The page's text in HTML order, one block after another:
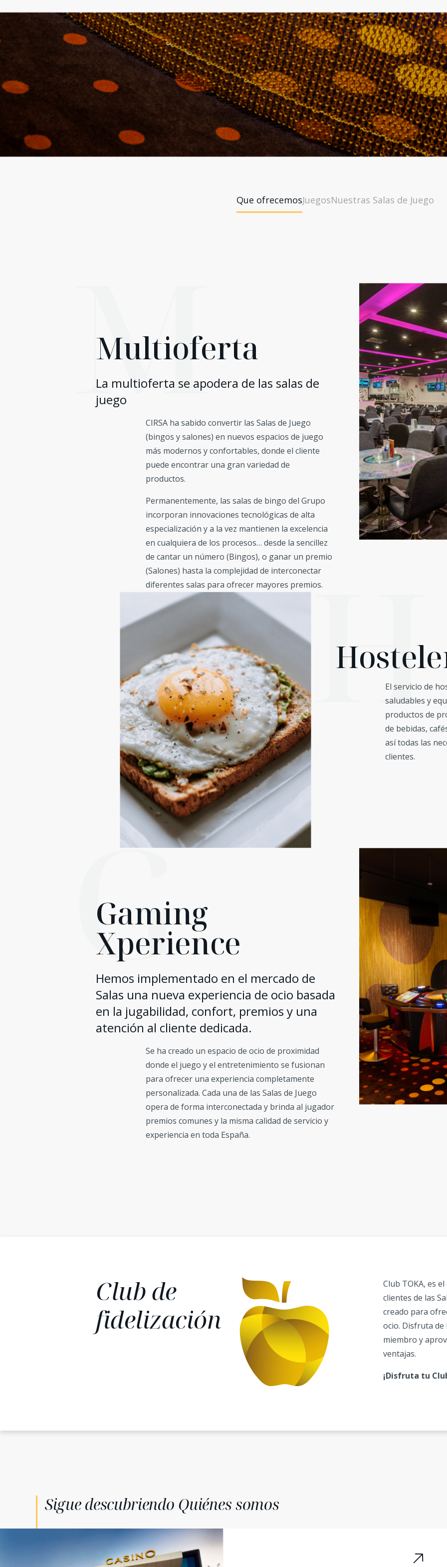
Que ofrecemosJuegosNuestras Salas de Juego
M
Multioferta
La multioferta se apodera de las salas de
juego
CIRSA ha sabido convertir las Salas de Juego
(bingos y salones) en nuevos espacios de juego
más modernos y confortables, donde el cliente
puede encontrar una gran variedad de
productos.
Permanentemente, las salas de bingo del Grupo
incorporan innovaciones tecnológicas de alta
especialización y a la vez mantienen la excelencia
en cualquiera de los procesos… desde la sencillez
de cantar un número (Bingos), o ganar un premio
(Salones) hasta la complejidad de interconectar
diferentes salas para ofrecer mayores premios.H
El servicio de
saludables y
productos de
de bebidas,
así todas las
clientes.
G
Gaming
Xperience
Hemos implementado en el mercado de
Salas una nueva experiencia de ocio basada
en la jugabilidad, confort, premios y una
atención al cliente dedicada.
Se ha creado un espacio de ocio de proximidad
donde el juego y el entretenimiento se fusionan
para ofrecer una experiencia completamente
personalizada. Cada una de las Salas de Juego
opera de forma interconectada y brinda al jugador
premios comunes y la misma calidad de servicio y
experiencia en toda España.
Club de
fidelización
Club TOKA, es
clientes de las
creado para
ocio. Disfruta de
miembro y
ventajas.
¡Disfruta tu
Sigue descubriendo Quiénes somos